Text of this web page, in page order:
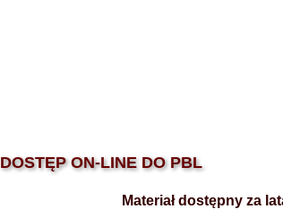
DOSTĘP ON-LINE DO PBL
Materiał dostępny za